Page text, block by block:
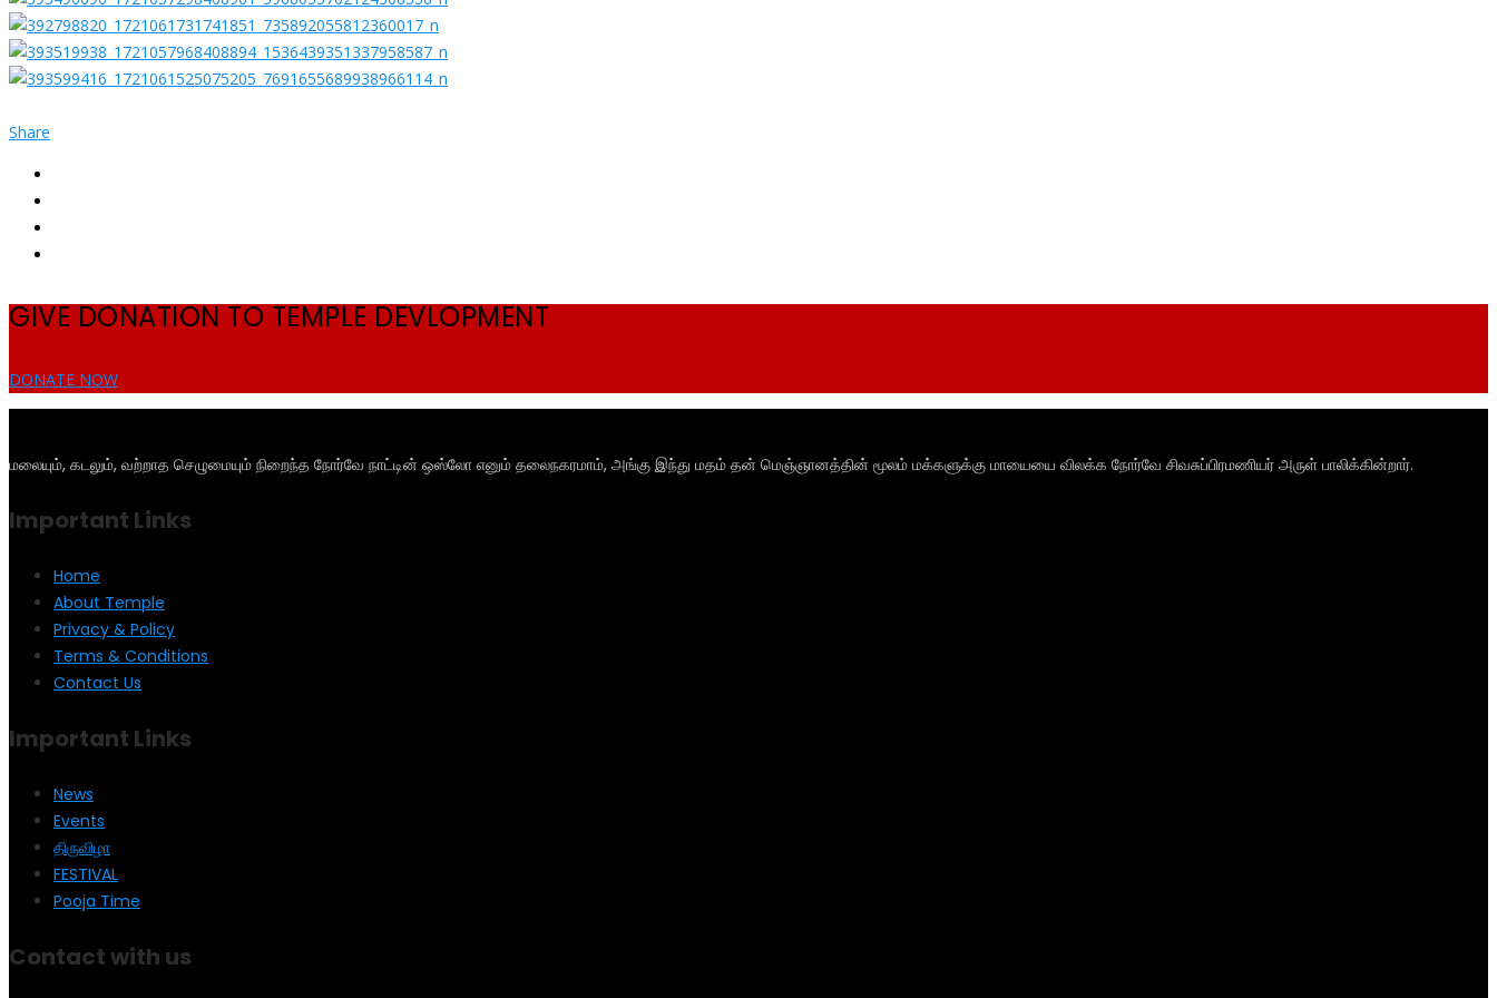
Share
GIVE DONATION TO TEMPLE DEVLOPMENT
DONATE NOW
மலையும், கடலும், வற்றாத செழுமையும் நிறைந்த நோர்வே நாட்டின் ஒஸ்லோ எனும் தலைநகரமாம், அங்கு இந்து மதம் தன் மெஞ்ஞானத்தின் மூலம் மக்களுக்கு மாயையை விலக்க நோர்வே சிவசுப்பிரமணியர் அருள் பாலிக்கின்றார்.
Important Links
Home
About Temple
Privacy & Policy
Terms & Conditions
Contact Us
Important Links
News
Events
திருவிழா
FESTIVAL
Pooja Time
Contact with us